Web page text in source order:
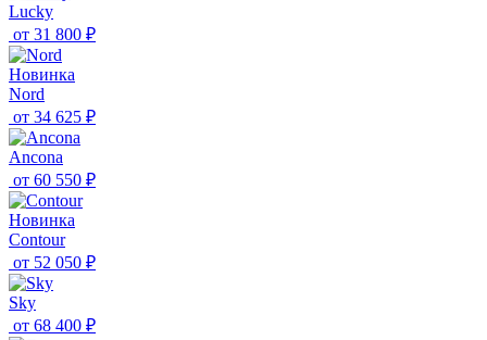
Lucky
от 31 800 ₽
Новинка
Nord
от 34 625 ₽
Ancona
от 60 550 ₽
Новинка
Contour
от 52 050 ₽
Sky
от 68 400 ₽